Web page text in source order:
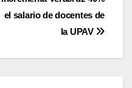
el salario de docentes de
la UPAV